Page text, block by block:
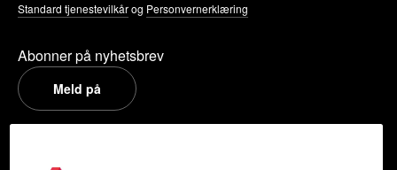
Standard tjenestevilkårog Personvernerklæring
Abonner på nyhetsbrev
Meld på